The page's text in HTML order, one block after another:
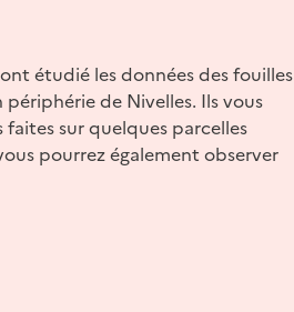
étudié les données des fouilles
de Nivelles. Ils vous
sur quelques parcelles
pourrez également observer